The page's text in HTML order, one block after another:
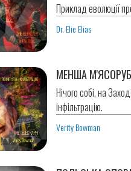
Приклад еволюції
Dr. Elie Elias
МЕНША
Нічого собі, на
інфільтрацію.
Verity Bowman